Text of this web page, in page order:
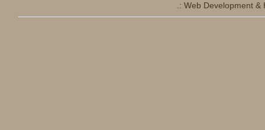
.: Web Development